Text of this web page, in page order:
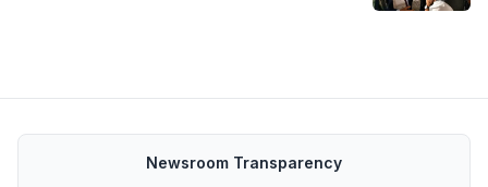
Newsroom Transparency